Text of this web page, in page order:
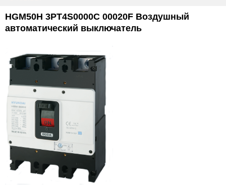
HGM50H 3PT4S0000C 00020F Воздушный
автоматический выключатель